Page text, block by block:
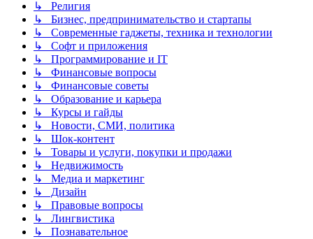
↳ Религия
↳ Бизнес, предпринимательство и стартапы
↳ Современные гаджеты, техника и технологии
↳ Софт и приложения
↳ Программирование и IT
↳ Финансовые вопросы
↳ Финансовые советы
↳ Образование и карьера
↳ Курсы и гайды
↳ Новости, СМИ, политика
↳ Шок-контент
↳ Товары и услуги, покупки и продажи
↳ Недвижимость
↳ Медиа и маркетинг
↳ Дизайн
↳ Правовые вопросы
↳ Лингвистика
↳ Познавательное